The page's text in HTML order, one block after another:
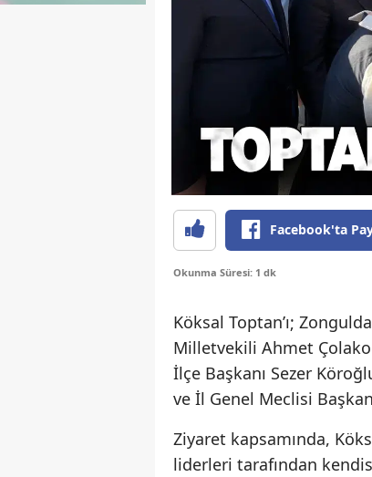
Facebook'ta
Okunma Süresi: 1 dk
Köksal Toptan’ı;
Milletvekili Ahmet
İlçe Başkanı Sezer
ve İl Genel Meclisi
Ziyaret kapsamında,
liderleri tarafından